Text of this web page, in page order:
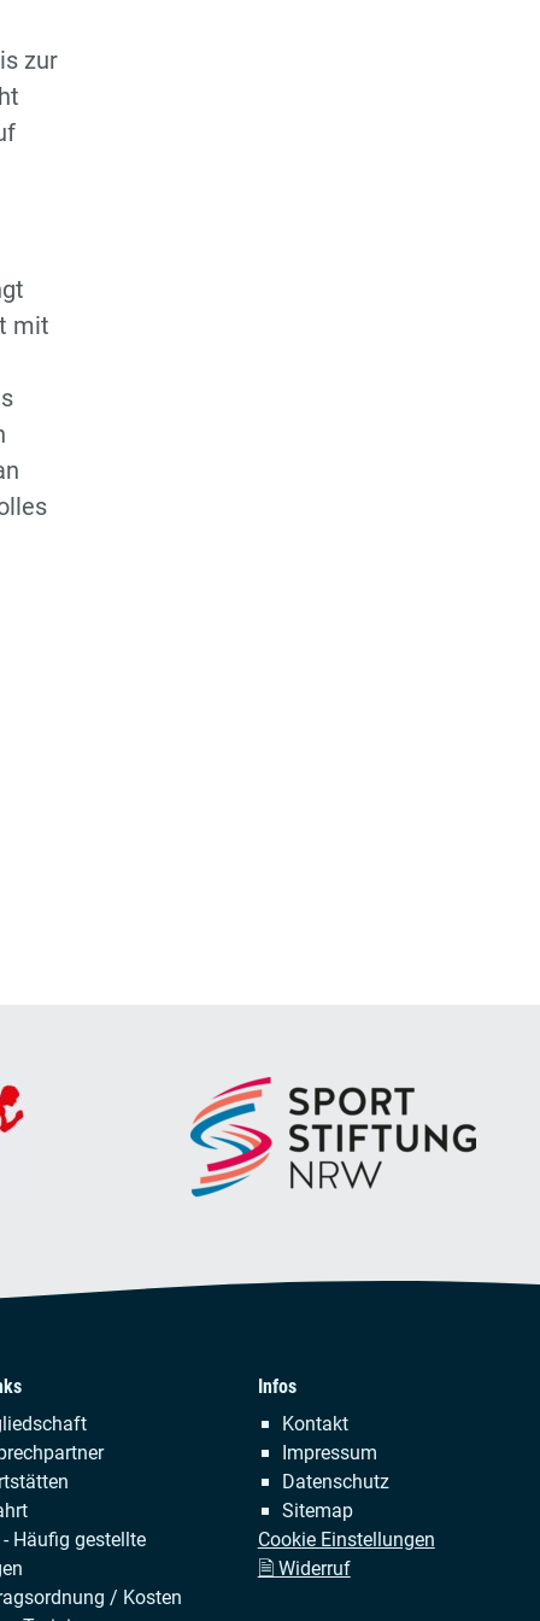
zur
mit
- Häufig gestellte
/ Kosten
Infos
Navigation
überspringen
Kontakt
Impressum
Datenschutz
Sitemap
Cookie Einstellungen
🗎 Widerruf